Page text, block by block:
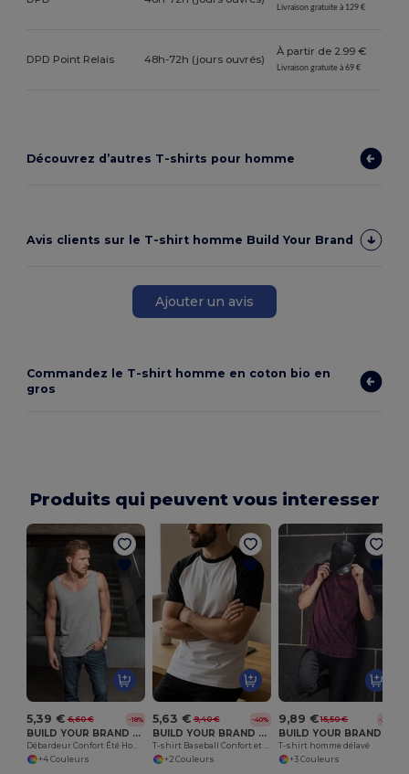
Livraison gratuite à 129 €
DPD Point Relais 48h-72h (jours ouvrés)
À partir de 2.99 €
Livraison gratuite à 69 €
Découvrez d’autres T-shirts pour homme
Avis clients sur le T-shirt homme Build Your Brand
Ajouter un avis
Commandez le T-shirt homme en coton bio en
gros
Produits qui peuvent vous interesser
5,39 € 6,60 € -18%
BUILD YOUR BRAND BY003
Débardeur Confort Été Homme Personnalisable
+4 Couleurs
5,63 € 9,40 € -40%
BUILD YOUR BRAND BY007
T-shirt Baseball Confort et Style Moderne
+2 Couleurs
9,89 € 15,50 € -36%
T-shirt homme délavé
+3 Couleurs